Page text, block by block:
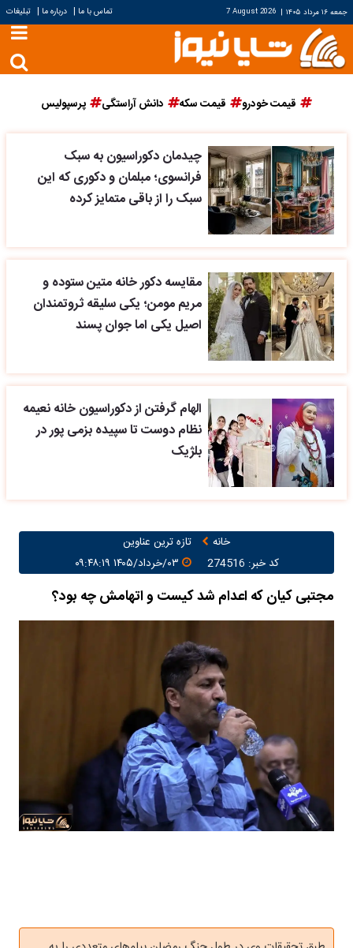
جمعه ۱۶ مرداد ۱۴۰۵ |
7 August 2026 تماس با ما | درباره ما | تبلیغات
قیمت خودرو قیمت سکه دانش آراستگی پرسپولیس
چیدمان دکوراسیون به سبک
فرانسوی؛ مبلمان و دکوری که این
سبک را از باقی متمایز کرده
مقایسه دکور خانه متین ستوده و
مریم مومن؛ یکی سلیقه ثروتمندان
اصیل یکی اما جوان پسند
الهام گرفتن از دکوراسیون خانه نعیمه
نظام دوست تا سپیده بزمی پور در
بلژیک
خانه
تازه ترین عناوین
کد خبر: 274516
مجتبی کیان که اعدام شد کیست و اتهامش چه بود؟